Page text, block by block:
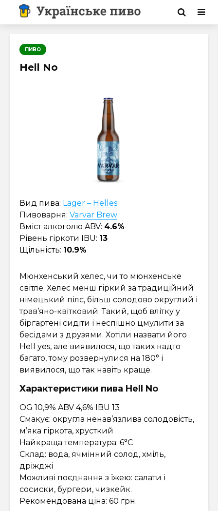
ПИВО
Hell No
Вид пива: Lager – Helles
Пивоварня: Varvar Brew
Вміст алкоголю ABV: 4.6%
Рівень гіркоти IBU: 13
Щільність: 10.9%
Мюнхенський хелес, чи то мюнхенське
світле. Хелес менш гіркий за традиційний
німецький пілс, більш солодово округлий і
трав’яно-квітковий. Такий, щоб влітку у
біргартені сидіти і неспішно цмулити за
бесідами з друзями. Хотіли назвати його
Hell yes, але виявилося, що таких надто
багато, тому розвернулися на 180° і
виявилося, що так навіть краще.
Характеристики пива Hell No
OG 10,9% ABV 4,6% IBU 13
Смакує: округла ненав’язлива солодовість,
м’яка гіркота, хрусткий
Найкраща температура: 6°C
Склад: вода, ячмінний солод, хміль,
дріжджі
Можливі поєднання з їжею: салати і
сосиски, бургери, чизкейк.
Рекомендована ціна: 60 грн.